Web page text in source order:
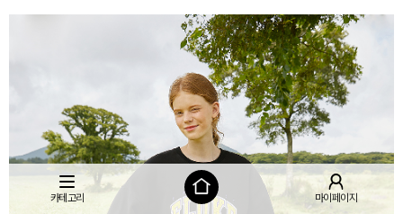
카테고리 마이페이지